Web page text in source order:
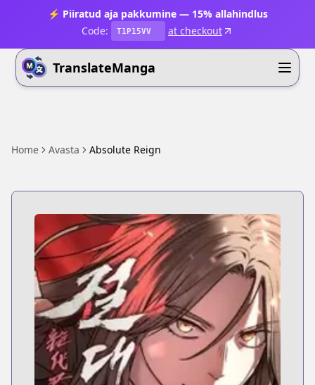
⚡ Piiratud aja pakkumine — 15% allahindlus
Code:
T1P15VV at checkout
TranslateManga
Home Avasta Absolute Reign